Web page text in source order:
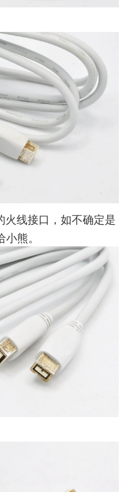
线接口，如不确定是
熊。